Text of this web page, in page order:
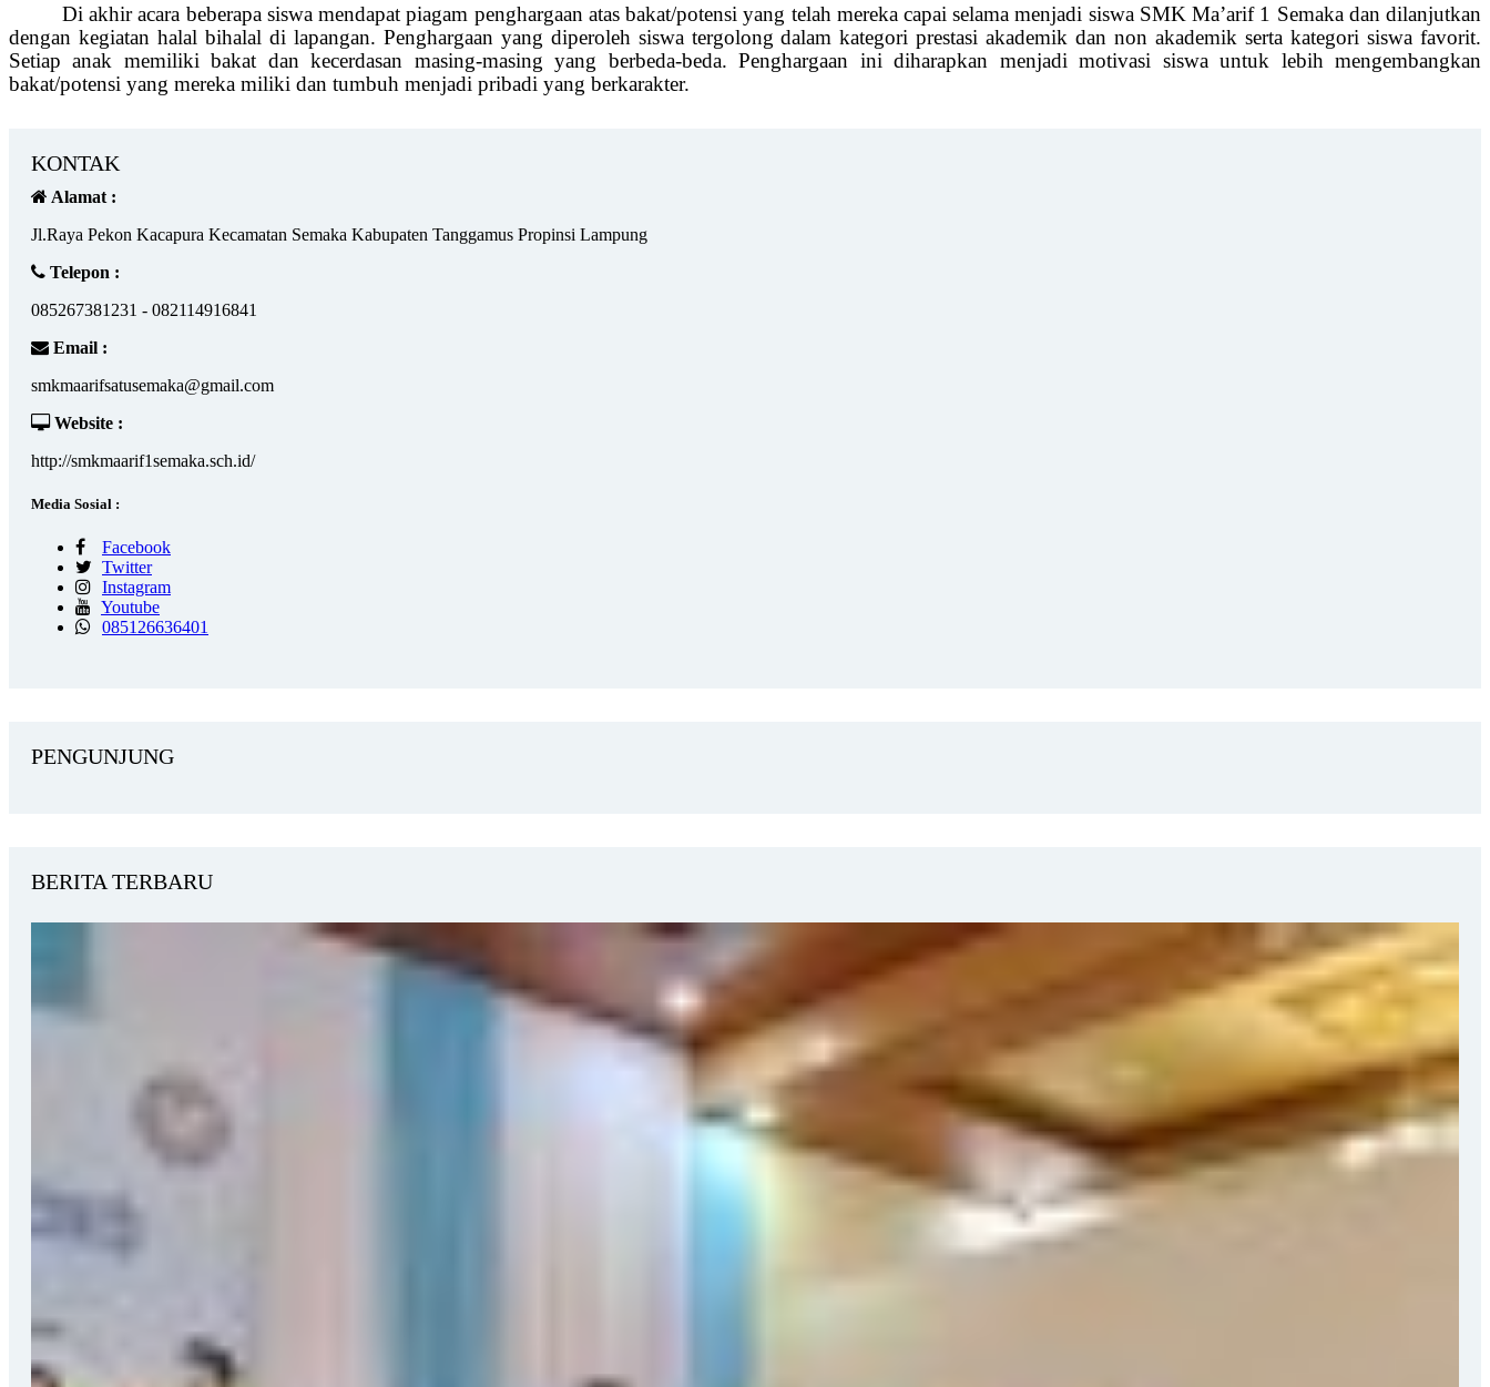
Di akhir acara beberapa siswa mendapat piagam penghargaan atas bakat/potensi yang telah mereka capai selama menjadi siswa SMK Ma’arif 1 Semaka dan dilanjutkan
dengan kegiatan halal bihalal di lapangan. Penghargaan yang diperoleh siswa tergolong dalam kategori prestasi akademik dan non akademik serta kategori siswa favorit.
Setiap anak memiliki bakat dan kecerdasan masing-masing yang berbeda-beda. Penghargaan ini diharapkan menjadi motivasi siswa untuk lebih mengembangkan
bakat/potensi yang mereka miliki dan tumbuh menjadi pribadi yang berkarakter.
KONTAK
Alamat :
Jl.Raya Pekon Kacapura Kecamatan Semaka Kabupaten Tanggamus Propinsi Lampung
Telepon :
085267381231 - 082114916841
Email :
smkmaarifsatusemaka@gmail.com
Website :
http://smkmaarif1semaka.sch.id/
Media Sosial :
Facebook
Twitter
Instagram
Youtube
085126636401
PENGUNJUNG
BERITA TERBARU